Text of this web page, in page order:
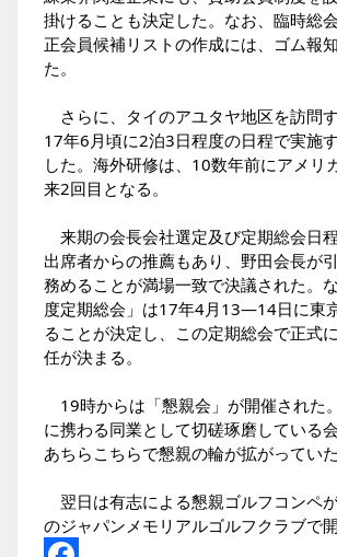
掛けることも決定した。なお、臨時総
正会員候補リストの作成には、ゴム報
た。
さらに、タイのアユタヤ地区を訪問
17年6月頃に2泊3日程度の日程で実施
した。海外研修は、10数年前にアメリ
来2回目となる。
来期の会長会社選定及び定期総会日程
出席者からの推薦もあり、野田会長が
務めることが満場一致で決議された。
度定期総会」は17年4月13―14日に東
ることが決定し、この定期総会で正式
任が決まる。
19時からは「懇親会」が開催された
に携わる同業として切磋琢磨している会
あちらこちらで懇親の輪が拡がっていた
翌日は有志による懇親ゴルフコンペ
のジャパンメモリアルゴルフクラブで開